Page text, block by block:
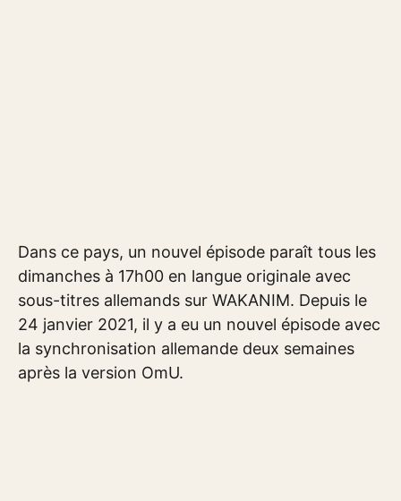
Dans ce pays, un nouvel épisode paraît tous les
dimanches à 17h00 en langue originale avec
sous-titres allemands sur WAKANIM. Depuis le
24 janvier 2021, il y a eu un nouvel épisode avec
la synchronisation allemande deux semaines
après la version OmU.